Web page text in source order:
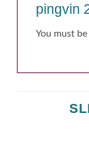
pingvin
You must be